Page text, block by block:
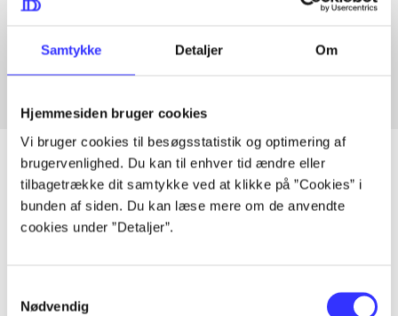
Samtykke Detaljer Om
Hjemmesiden bruger cookies
Vi bruger cookies til besøgsstatistik og optimering af
brugervenlighed. Du kan til enhver tid ændre eller
tilbagetrække dit samtykke ved at klikke på ”Cookies” i
bunden af siden. Du kan læse mere om de anvendte
cookies under ”Detaljer”.
Nødvendig
Artikler med samme emner
Artikler
Alle registrerede artikler fordelt på udgivelser